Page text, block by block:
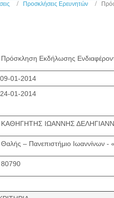
Προσκλήσεις Ερευνητών
Πρόσκληση Εκδήλωσης
09-01-2014
24-01-2014
ΚΑΘΗΓΗΤΗΣ ΙΩΑΝΝΗΣ
Θαλής – Πανεπιστήμιο Ιωαννίνων -
80790